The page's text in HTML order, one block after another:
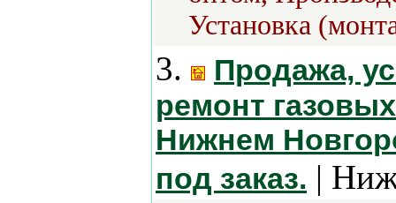
Установка
3.
Продажа,
ремонт
Нижнем
под заказ. |